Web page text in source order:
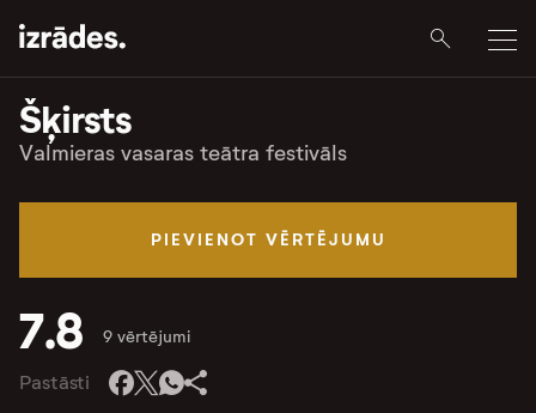
Šķirsts
Valmieras vasaras teātra festivāls
PIEVIENOT VĒRTĒJUMU
7.8 9 vērtējumi
Pastāsti